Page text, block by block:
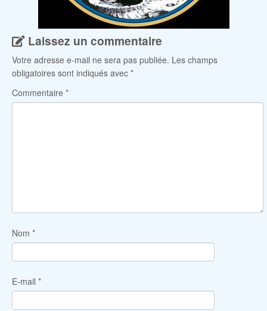
Laissez un commentaire
Votre adresse e-mail ne sera pas publiée. Les champs
obligatoires sont indiqués avec *
Commentaire *
Nom *
E-mail *